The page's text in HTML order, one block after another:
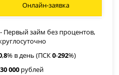
Онлайн-заявка
Первый займ без процентов,
,8% в день (ПСК0-292%)
30 000 рублей